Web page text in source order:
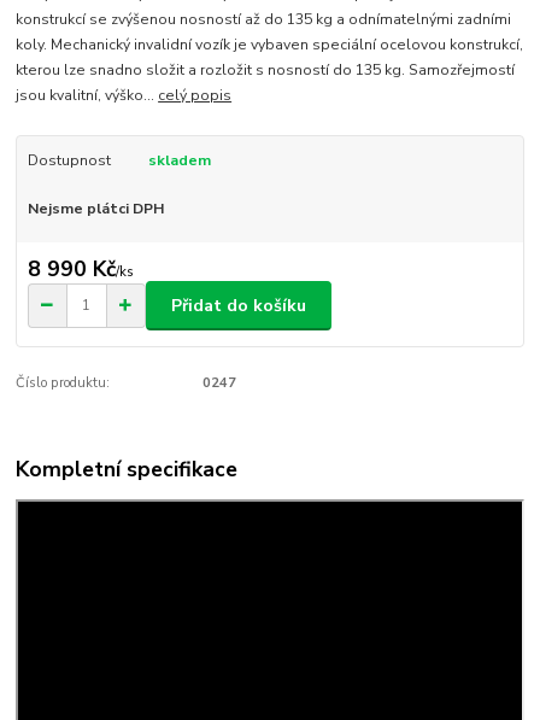
konstrukcí se zvýšenou nosností až do 135 kg a odnímatelnými zadními
koly. Mechanický invalidní vozík je vybaven speciální ocelovou konstrukcí,
kterou lze snadno složit a rozložit s nosností do 135 kg. Samozřejmostí
jsou kvalitní, výško... celý popis
Dostupnost skladem
Nejsme plátci DPH
8 990 Kč/ks
Přidat do košíku
Číslo produktu: 0247
Kompletní specifikace